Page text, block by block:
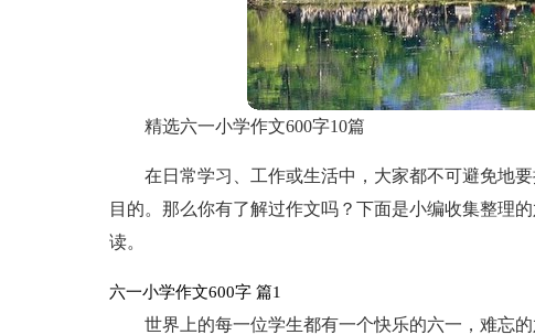
精选六一小学作文600字10篇
在日常学习、工作或生活中，大家都不可避免地
目的。那么你有了解过作文吗？下面是小编收集整理
读。
六一小学作文600字 篇1
世界上的每一位学生都有一个快乐的六一，难忘